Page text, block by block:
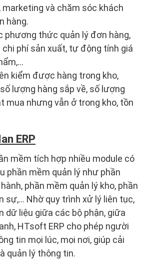
marketing và chăm sóc khách
hàng.
phương thức quản lý đơn hàng,
phí sản xuất, tự động tính giá
kiểm được hàng trong kho,
lượng hàng sắp về, số lượng
mua nhưng vẫn ở trong kho, tồn
ERP
mềm tích hợp nhiều module có
phần mềm quản lý như phần
phần mềm quản lý kho, phần
sự,... Nhờ quy trình xử lý liên tục,
dữ liệu giữa các bộ phận, giữa
HTsoft ERP cho phép người
tin mọi lúc, mọi nơi, giúp cải
quản lý thông tin.